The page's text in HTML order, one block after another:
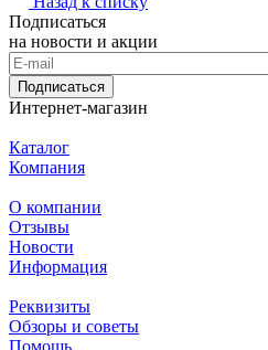
Подписаться
на новости и акции
Подписаться
Интернет-магазин
Каталог
Компания
О компании
Отзывы
Новости
Информация
Реквизиты
Обзоры и советы
Помощь